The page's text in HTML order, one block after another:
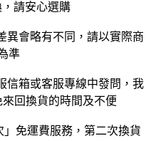
請安心選購
異會略有不同，請以實際商
準
信箱或客服專線中發問，我
回換貨的時間及不便
免運費服務，第二次換貨